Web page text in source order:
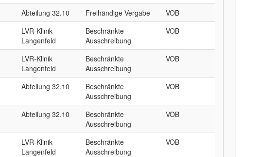
Abteilung 32.10 Freihändige Vergabe
VOB
LVR-Klinik
Langenfeld
Beschränkte
Ausschreibung
VOB
LVR-Klinik
Langenfeld
Beschränkte
Ausschreibung
VOB
Abteilung 32.10
Beschränkte
Ausschreibung
VOB
Abteilung 32.10
Beschränkte
Ausschreibung
VOB
LVR-Klinik
Langenfeld
Beschränkte
Ausschreibung
VOB